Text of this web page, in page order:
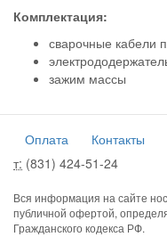
Комплектация:
сварочные кабели
зажим массы
Оплата
Контакты
т: (831) 424-51-24
Вся информация на сайте
публичной офертой,
Гражданского кодекса РФ.